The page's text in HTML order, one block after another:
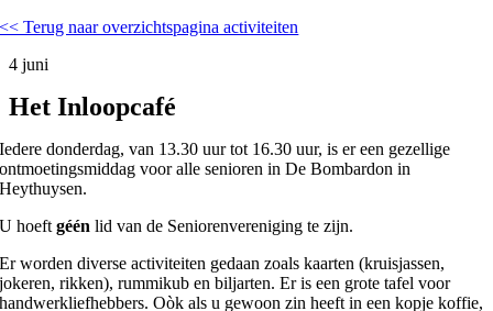
<< Terug naar overzichtspagina activiteiten
4 juni
Het Inloopcafé
Iedere donderdag, van 13.30 uur tot 16.30 uur, is er een gezellige
ontmoetingsmiddag voor alle senioren in De Bombardon in
Heythuysen.
U hoeftgéén lid van de Seniorenvereniging te zijn.
Er worden diverse activiteiten gedaan zoals kaarten (kruisjassen,
jokeren, rikken), rummikub en biljarten. Er is een grote tafel voor
handwerkliefhebbers. Oòk als u gewoon zin heeft in een kopje koffie,